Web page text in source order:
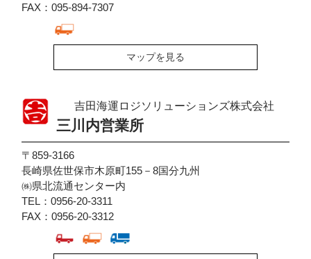
FAX：095-894-7307
マップを見る
吉田海運ロジソリューションズ株式会社
三川内営業所
〒859-3166
長崎県佐世保市木原町155－8国分九州
㈱県北流通センター内
TEL：0956-20-3311
FAX：0956-20-3312